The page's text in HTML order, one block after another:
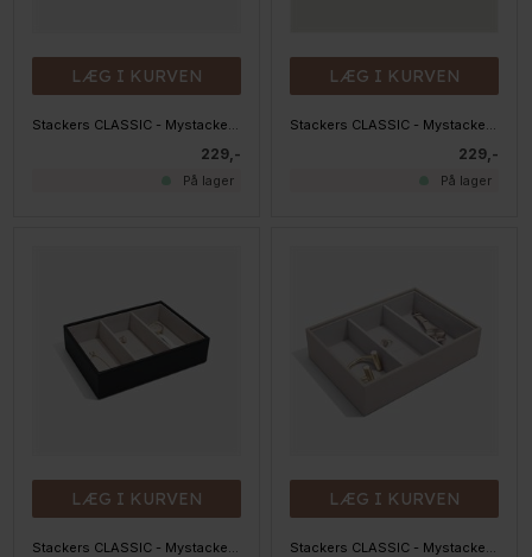
LÆG I KURVEN
Stackers CLASSIC - Mystacker - 3 rum, BLUSH
229,-
På lager
LÆG I KURVEN
Stackers CLASSIC - Mystacker - 3 rum, HVID
229,-
På lager
LÆG I KURVEN LÆG I KURVEN